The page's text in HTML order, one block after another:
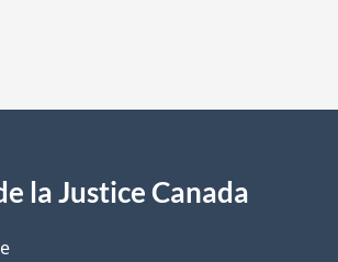
la Justice Canada